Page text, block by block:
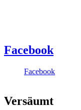
Facebook
Facebook
Versäumt